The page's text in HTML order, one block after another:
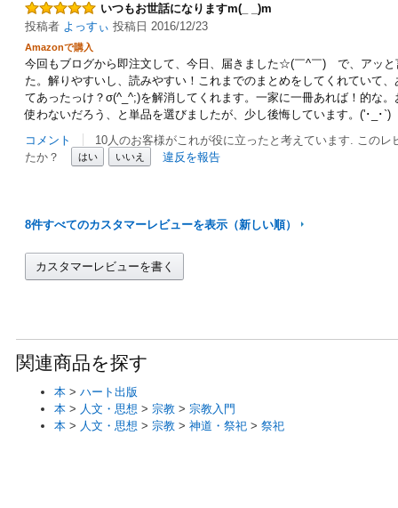
いつもお世話になりますm(_ _)m
投稿者 よっすぃ 投稿日 2016/12/23
Amazonで購入
今回もブログから即注文して、今日、届きました☆(￣^￣)ゞで、アッ
た。解りやすいし、読みやすい！これまでのまとめをしてくれていて
てあったっけ？σ(^_^;)を解消してくれます。一家に一冊あれば！的な
使わないだろう、と単品を選びましたが、少し後悔しています。('･_･`)
コメント
10人のお客様がこれが役に立ったと考えています. このレ
たか？
はい いいえ 違反を報告
8件すべてのカスタマーレビューを表示（新しい順）
カスタマーレビューを書く
関連商品を探す
本 > ハート出版
本 > 人文・思想 > 宗教 > 宗教入門
本 > 人文・思想 > 宗教 > 神道・祭祀 > 祭祀